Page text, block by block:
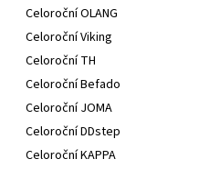
Celoroční OLANG
Celoroční Viking
Celoroční TH
Celoroční Befado
Celoroční JOMA
Celoroční DDstep
Celoroční KAPPA